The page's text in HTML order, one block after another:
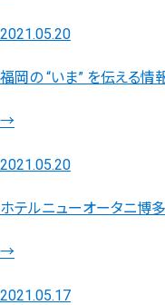
2021.05.20
福岡の “いま” を伝える情
→
2021.05.20
ホテルニューオータニ博
→
2021.05.17